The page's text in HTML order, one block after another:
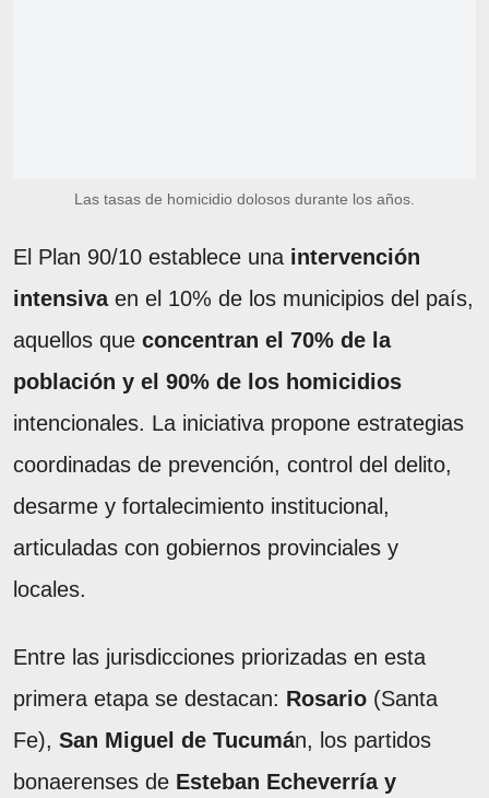
Las tasas de homicidio dolosos durante los años.
El Plan 90/10 establece una intervención
intensivaen el 10% de los municipios del país,
aquellos que concentran el 70% de la
población y el 90% de los homicidios
intencionales. La iniciativa propone estrategias
coordinadas de prevención, control del delito,
desarme y fortalecimiento institucional,
articuladas con gobiernos provinciales y
locales.
Entre las jurisdicciones priorizadas en esta
primera etapa se destacan: Rosario (Santa
Fe), San Miguel de Tucumán, los partidos
bonaerenses de Esteban Echeverría y